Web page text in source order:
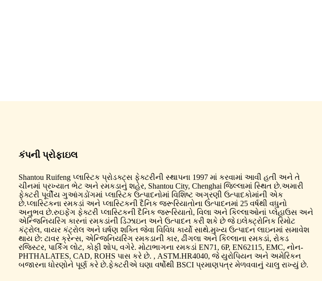
કંપની પ્રોફાઇલ
Shantou Ruifeng પ્લાસ્ટિક પ્રોડક્ટ્સ ફેક્ટરીની સ્થાપના 1997 માં કરવામાં આવી હતી અને તે
ચીનમાં પ્રખ્યાત ભેટ અને રમકડાનું શહેર, Shantou City, Chenghai જિલ્લામાં સ્થિત છે.અમારી
ફેક્ટરી પૂર્વીય ગુઆંગડોંગમાં પ્લાસ્ટિક ઉત્પાદનોમાં વિશિષ્ટ અગ્રણી ઉત્પાદકોમાંની એક
છે.પ્લાસ્ટિકના રમકડાં અને પ્લાસ્ટિકની દૈનિક જરૂરિયાતોના ઉત્પાદનમાં 25 વર્ષથી વધુનો
અનુભવ છે.રુઇફેંગ ફેક્ટરી પ્લાસ્ટિકની દૈનિક જરૂરિયાતો, વિલા અને કિલ્લાઓનાં પ્લેહાઉસ અને
એન્જિનિયરિંગ કારનાં રમકડાંની ડિઝાઇન અને ઉત્પાદન કરી શકે છે જે ઇલેક્ટ્રોનિક રિમોટ
કંટ્રોલ, વાયર કંટ્રોલ અને ઘર્ષણ શક્તિ જેવા વિવિધ કાર્યો સાથે.મુખ્ય ઉત્પાદન લાઇનમાં સમાવેશ
થાય છે: ટાવર ક્રેન્સ, એન્જિનિયરિંગ રમકડાની કાર, ઢીંગલા અને કિલ્લાના રમકડાં, રોકડ
રજિસ્ટર, પાર્કિંગ લોટ, કોફી શોપ, વગેરે. મોટાભાગના રમકડાં EN71, 6P, EN62115, EMC, નોન-
PHTHALATES, CAD, ROHS પાસ કરે છે. , ASTM.HR4040, જે યુરોપિયન અને અમેરિકન
બજારના ધોરણોને પૂર્ણ કરે છે.ફેક્ટરીએ ઘણા વર્ષોથી BSCI પ્રમાણપત્ર મેળવવાનું ચાલુ રાખ્યું છે.